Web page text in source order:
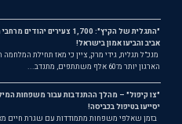
"התגלית של הקיץ": 1,700
אביב והביעו אמון בישראל!
מנכ"ל תגלית, גידי מרק, ציין כי מאז תחילת
הארגון יותר מ־60 אלף משתתפים, מתנדב...
"צו קיפול" – מהלך ההתנדבות עבור משפחות
יסייעו בטיפול בכביסה!
בזמן שאלפי משפחות מתמודדות עם שגרת חיים